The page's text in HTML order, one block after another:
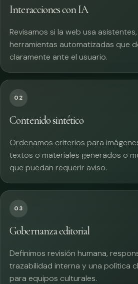
Interacciones con IA
Revisamos si la web usa
herramientas automatizadas que
claramente ante el usuario.
02
Contenido sintético
Ordenamos criterios para
textos o materiales generados o
que puedan requerir aviso.
03
Gobernanza editorial
Definimos revisión humana,
trazabilidad interna y una política
para equipos culturales.